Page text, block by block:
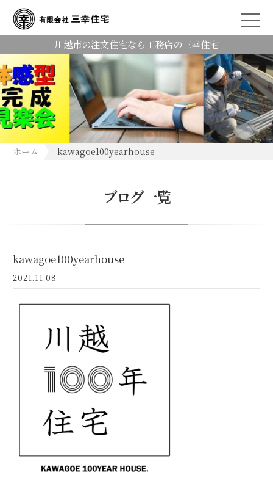
川越市の注文住宅なら工務店の三幸住宅
ホーム kawagoe100yearhouse
ブログ一覧
kawagoe100yearhouse
2021.11.08